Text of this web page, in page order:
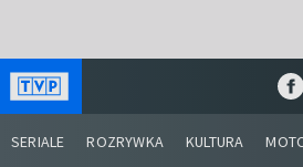
SERIALE ROZRYWKA KULTURA